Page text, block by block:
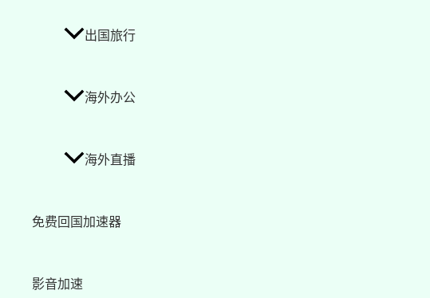
出国旅行
海外办公
海外直播
免费回国加速器
影音加速